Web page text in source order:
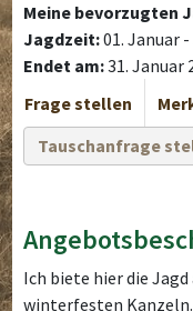
Meine bevorzugten
Jagdzeit:01. Januar
Endet am:31. Januar
Frage stellen
Tauschanfrage
Ich biete hier die
winterfesten